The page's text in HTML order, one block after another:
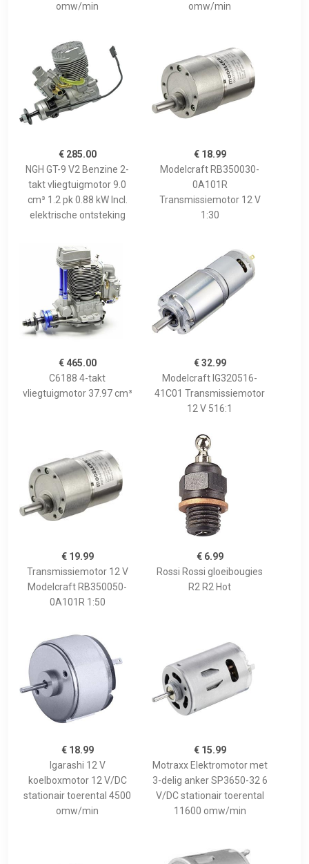
omw/min
omw/min
€ 285.00
NGH GT-9 V2 Benzine 2-
takt vliegtuigmotor 9.0
cm³ 1.2 pk 0.88 kW Incl.
elektrische ontsteking
€ 18.99
Modelcraft RB350030-
0A101R
Transmissiemotor 12 V
1:30
€ 465.00
C6188 4-takt
vliegtuigmotor 37.97 cm³
€ 32.99
Modelcraft IG320516-
41C01 Transmissiemotor
12 V 516:1
€ 19.99
Transmissiemotor 12 V
Modelcraft RB350050-
0A101R 1:50
€ 6.99
Rossi Rossi gloeibougies
R2 R2 Hot
€ 18.99
Igarashi 12 V
koelboxmotor 12 V/DC
stationair toerental 4500
omw/min
€ 15.99
Motraxx Elektromotor met
3-delig anker SP3650-32 6
V/DC stationair toerental
11600 omw/min